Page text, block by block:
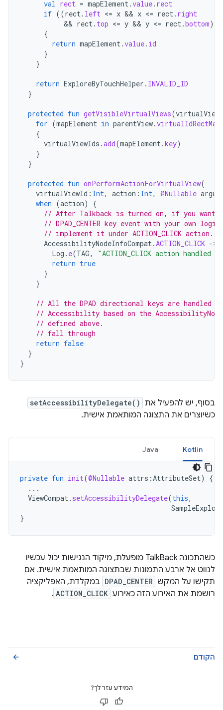
val rect = mapElement.value. rect
if ((rect. left <= x && x <= rect. right
           &&
rect. top <= y && y <= rect.bottom))
{
return mapElement.value. id
}
}
return ExploreByTouchHelper . INVALID_ID
}
protected fun getVisibleVirtualViews(
for (mapElement in parentView.virtualIdRectMap
{
virtualViewIds .add(mapElement.key)
}
}
protected fun onPerformActionForVirtualView(
virtualViewId : Int, action : Int, @Nullable
when (action)
{
// After Talkback is turned on, if you want
// DPAD_CENTER key event with your own
// implement it under ACTION_CLICK action.
AccessibilityNodeInfoCompat.ACTION_CLICK ->
Log . e(TAG,
"ACTION_CLICK action handled
return true
}
}
// All the DPAD directional keys are handled by
// Accessibility based on the
// defined above.
// fall through
return false
}
}
בסוף, יש להפעיל את setAccessibilityDelegate()
כשיוצרים את התצוגה המותאמת אישית.
Kotlin
Java
private fun init(@Nullable attrs :AttributeSet)
{
...
ViewCompat. setAccessibilityDelegate(this,
}
כשהתכונה TalkBack מופעלת, מיקוד הנגישות יכול עכשיו
לנווט אל ארבע התמונות שבתצוגה המותאמת אישית. אם
תקישו על המקש DPAD_CENTER במקלדת, האפליקציה
רושמת את האירוע הזה כאירוע ACTION_CLICK
.
הקודם arrow_back
המידע עזר לך?